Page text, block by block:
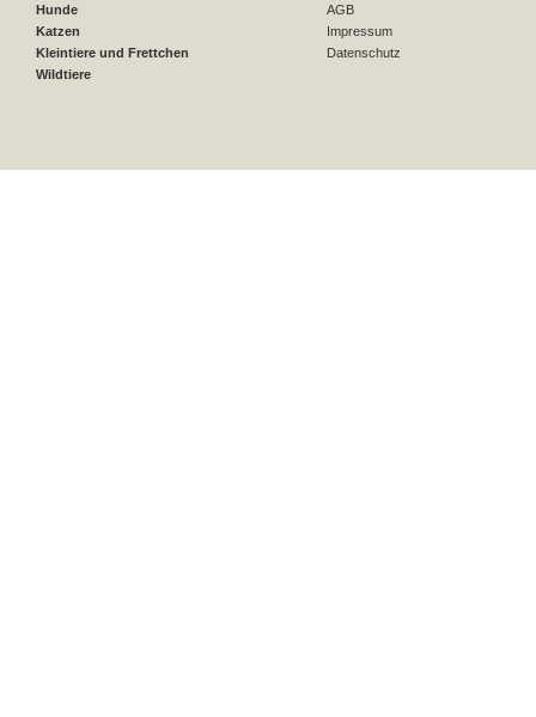
Hunde
Katzen
Kleintiere und Frettchen
Wildtiere
AGB
Impressum
Datenschutz